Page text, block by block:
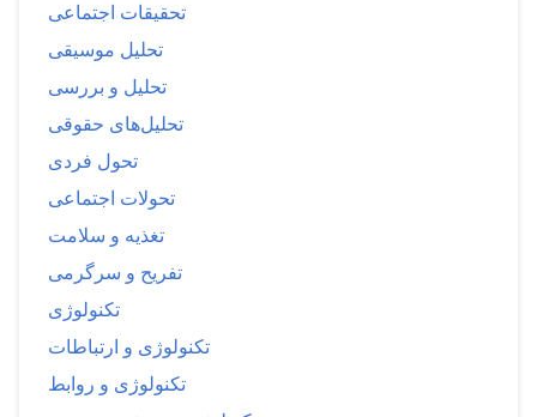
تحقیقات اجتماعی
تحلیل موسیقی
تحلیل و بررسی
تحلیل‌های حقوقی
تحول فردی
تحولات اجتماعی
تغذیه و سلامت
تفریح و سرگرمی
تکنولوژی
تکنولوژی و ارتباطات
تکنولوژی و روابط